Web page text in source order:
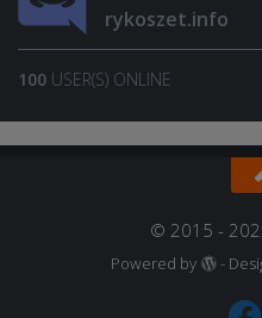
rykoszet.info
100 USER(S) ONLINE
© 2015 -
Powered by -